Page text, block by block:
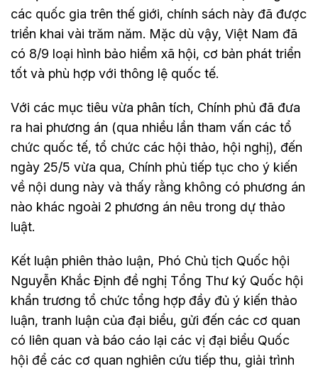
các quốc gia trên thế giới, chính sách này đã được
triển khai vài trăm năm. Mặc dù vậy, Việt Nam đã
có 8/9 loại hình bảo hiểm xã hội, cơ bản phát triển
tốt và phù hợp với thông lệ quốc tế.
Với các mục tiêu vừa phân tích, Chính phủ đã đưa
ra hai phương án (qua nhiều lần tham vấn các tổ
chức quốc tế, tổ chức các hội thảo, hội nghị), đến
ngày 25/5 vừa qua, Chính phủ tiếp tục cho ý kiến
về nội dung này và thấy rằng không có phương án
nào khác ngoài 2 phương án nêu trong dự thảo
luật.
Kết luận phiên thảo luận, Phó Chủ tịch Quốc hội
Nguyễn Khắc Định đề nghị Tổng Thư ký Quốc hội
khẩn trương tổ chức tổng hợp đầy đủ ý kiến thảo
luận, tranh luận của đại biểu, gửi đến các cơ quan
có liên quan và báo cáo lại các vị đại biểu Quốc
hội để các cơ quan nghiên cứu tiếp thu, giải trình